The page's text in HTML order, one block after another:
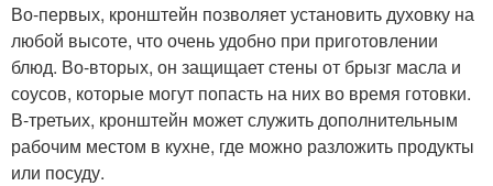
Во-первых, кронштейн позволяет установить духовку на
любой высоте, что очень удобно при приготовлении
блюд. Во-вторых, он защищает стены от брызг масла и
соусов, которые могут попасть на них во время готовки.
В-третьих, кронштейн может служить дополнительным
рабочим местом в кухне, где можно разложить продукты
или посуду.